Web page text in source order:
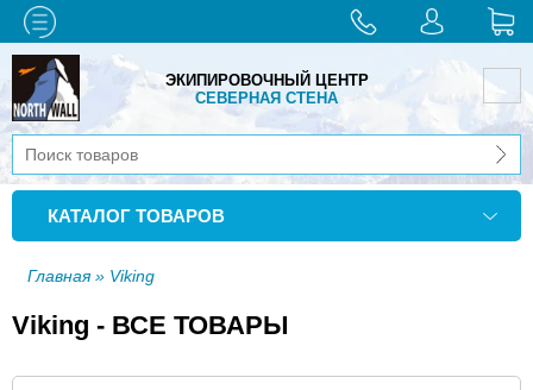
ЭКИПИРОВОЧНЫЙ ЦЕНТР
СЕВЕРНАЯ СТЕНА
КАТАЛОГ ТОВАРОВ
Главная» Viking
Viking - ВСЕ ТОВАРЫ